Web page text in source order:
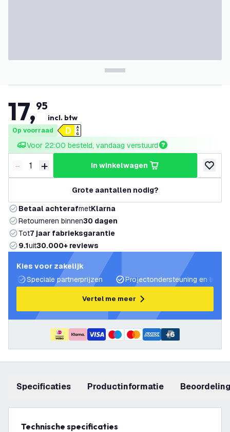
17,95
incl. btw
Op voorraad
Voor 22:00 besteld, vandaag verstuurd
Verminder hoeveelheid
- Verhoog hoeveelheid
+ in winkelwagen
Grote aantallen nodig?
Betaal achterafmetKlarna
Retourneren binnen30 dagen
Tot7 jaar fabrieksgarantie
9.1uit30.000+ reviews
Kies voor zakelijk
Speciale partnerprijzen
Projectondersteuning en
Vertel me meer
+6
Specificaties productinformatie
Technische specificaties